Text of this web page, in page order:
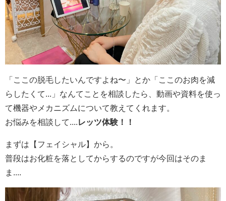
「ここの脱毛したいんですよね〜」とか「ここのお肉を減
らしたくて...」なんてことを相談したら、動画や資料を使っ
て機器やメカニズムについて教えてくれます。
お悩みを相談して....レッツ体験！！
まずは【フェイシャル】から。
普段はお化粧を落としてからするのですが今回はそのま
ま....